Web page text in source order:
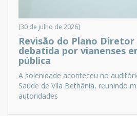
[30 de julho de 2026]
Revisão do Plano Diretor
debatida por vianenses
pública
A solenidade aconteceu no
Saúde de Vila Bethânia, reunindo
autoridades